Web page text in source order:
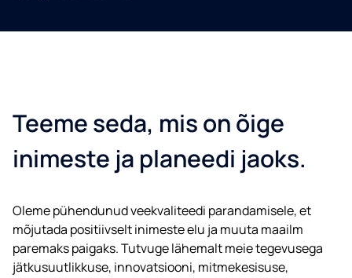
Teeme seda, mis on õige
inimeste ja planeedi jaoks.
Oleme pühendunud veekvaliteedi parandamisele, et
mõjutada positiivselt inimeste elu ja muuta maailm
paremaks paigaks. Tutvuge lähemalt meie tegevusega
jätkusuutlikkuse, innovatsiooni, mitmekesisuse,